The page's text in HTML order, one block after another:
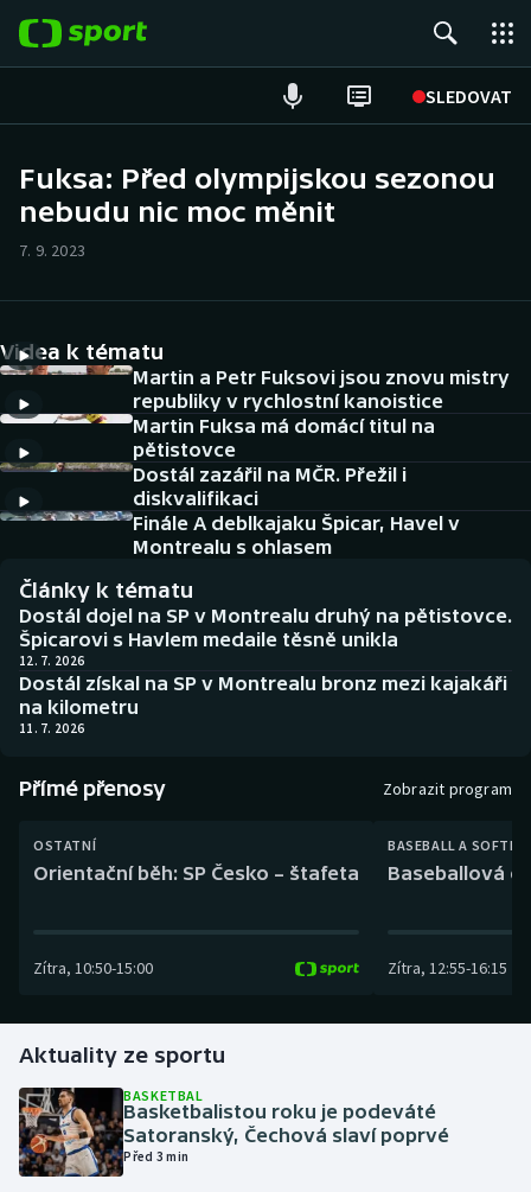
SLEDOVAT
Hokej
Cyklistika
DALŠÍ SPORTY
Americký fotbal
Baseball a softbal
Basketbal
Biatlon
Boby a skeleton
Box
Curling
Golf
Gymnastika
Házená
NEPŘEHLÉDNĚTE
Historické návraty
Aplikace ČT sport
AZ kvíz
Fuksa: Před olympijskou sezonou
nebudu nic moc měnit
7. 9. 2023
Videa k tématu
Martin a Petr Fuksovi jsou znovu mistry
republiky v rychlostní kanoistice
Martin Fuksa má domácí titul na
pětistovce
Dostál zazářil na MČR. Přežil i
diskvalifikaci
Finále A deblkajaku Špicar, Havel v
Montrealu s ohlasem
Články k tématu
Dostál dojel na SP v Montrealu druhý na pětistovce.
Špicarovi s Havlem medaile těsně unikla
12. 7. 2026
Dostál získal na SP v Montrealu bronz mezi kajakáři
na kilometru
11. 7. 2026
Přímé přenosy Zobrazit program
OSTATNÍ
Orientační běh: SP Česko – štafeta
Zítra, 10:50-15:00
BASEBALL A
Baseballová
Zítra, 12:55-16:15
Aktuality ze sportu
BASKETBAL
Basketbalistou roku je podeváté
Satoranský, Čechová slaví poprvé
Před 3 min